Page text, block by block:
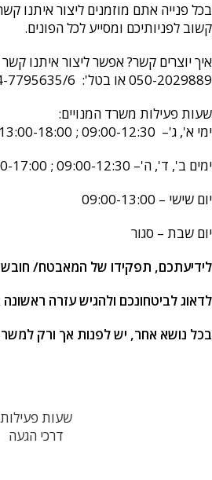
בכל פנייה אתם מוזמנים ליצור איתנו
קשוב לפניותיכם ומסייע לכל הפונים.
050-2029889 או בטל': 074-7795635/6.
שעות פעילות משרד המנויים:
ימי א', ג'– 09:00-12:30 ; 13:00-18:00
ימים ב', ד', ה'– 09:00-12:30 ; 13:00-17:00
יום שישי – 09:00-13:00
יום שבת – סגור
לידיעתכם, תפקידו של המאבטח/ חובש
לדאוג לביטחונכם ולהגיש עזרה
בכל נושא אחר, יש לפנות אך ורק
שעות פעילות
דרכי הגעה